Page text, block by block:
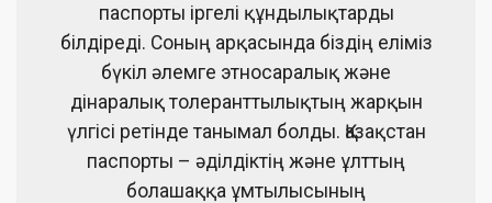
паспорты іргелі құндылықтарды
білдіреді. Соның арқасында біздің еліміз
бүкіл әлемге этносаралық және
дінаралық толеранттылықтың жарқын
үлгісі ретінде танымал болды. Қазақстан
паспорты – әділдіктің және ұлттың
болашаққа ұмтылысының